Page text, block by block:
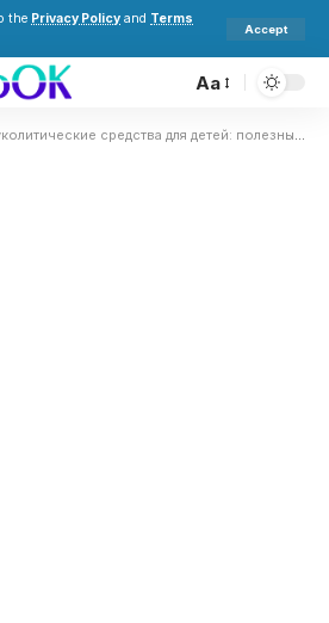
the Privacy Policy and Terms
Accept
Aa
средства для детей: полезные советы и рекомендации